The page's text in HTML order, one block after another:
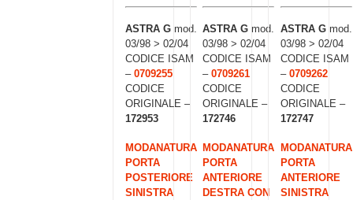
ASTRA G mod.
03/98 > 02/04
CODICE ISAM
– 0709255
CODICE
ORIGINALE –
172953
MODANATURA
PORTA
POSTERIORE
SINISTRA
ASTRA G mod.
03/98 > 02/04
CODICE ISAM
–0709261
CODICE
ORIGINALE –
172746
MODANATURA
PORTA
ANTERIORE
DESTRA CON
ASTRA G mod.
03/98 > 02/04
CODICE ISAM
– 0709262
CODICE
ORIGINALE –
172747
MODANATURA
PORTA
ANTERIORE
SINISTRA